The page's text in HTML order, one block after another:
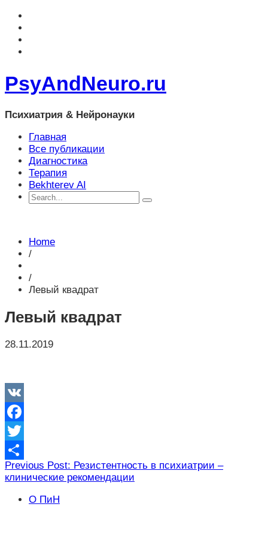
PsyAndNeuro.ru
Психиатрия & Нейронауки
Главная
Все публикации
Диагностика
Терапия
Bekhterev AI
Home
/
/
Левый квадрат
Левый квадрат
28.11.2019
VK
Facebook
Twitter
Отправить
Навигация
по
записям
Previous Post: Резистентность в психиатрии –
клинические рекомендации
О ПиН